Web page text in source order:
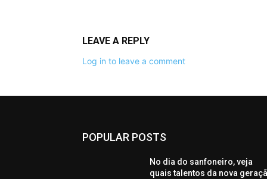
LEAVE A REPLY
Log in to leave a comment
POPULAR POSTS
No dia do sanfoneiro, veja
quais talentos da nova